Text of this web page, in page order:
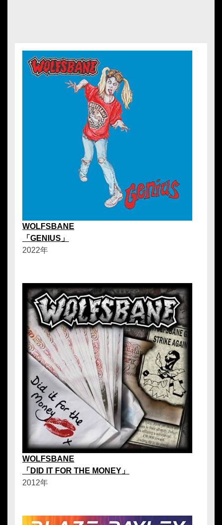
WOLFSBANE
「GENIUS」
2022年
WOLFSBANE
「DID IT FOR THE MONEY」
2012年